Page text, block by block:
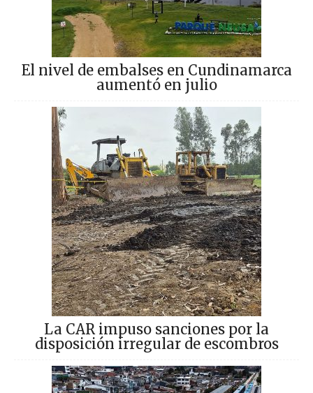
El nivel de embalses en Cundinamarca
aumentó en julio
La CAR impuso sanciones por la
disposición irregular de escombros